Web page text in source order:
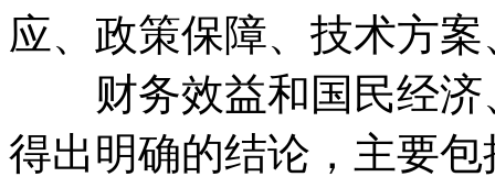
应、政策保障、技术方
财务效益和国民经济
得出明确的结论，主要包